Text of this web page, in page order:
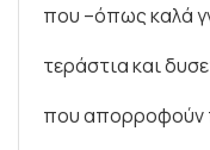
που –όπως καλά
τεράστια και
που απορροφούν